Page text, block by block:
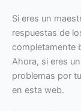
Si eres un
respuestas de
completamente
Ahora, si eres
problemas por
en esta web.